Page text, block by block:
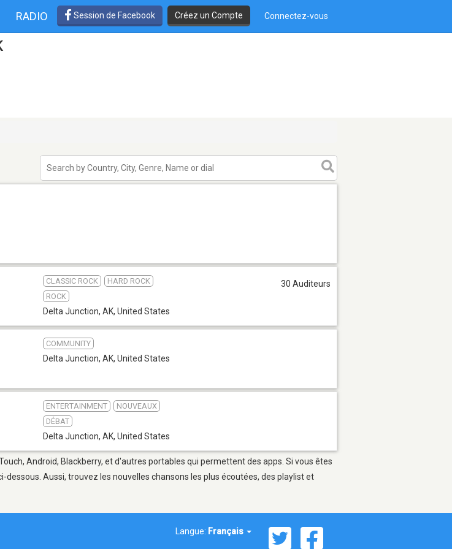
RADIO Session de Facebook Créez un Compte Connectez-vous
CLASSIC ROCK
HARD ROCK
ROCK
Delta Junction, AK, United States
30 Auditeurs
COMMUNITY
Delta Junction, AK, United States
ENTERTAINMENT
NOUVEAUX
DÉBAT
Delta Junction, AK, United States
Android, Blackberry, et d'autres portables qui permettent des apps. Si vous êtes
Aussi, trouvez les nouvelles chansons les plus écoutées, des playlist et
Langue: Français